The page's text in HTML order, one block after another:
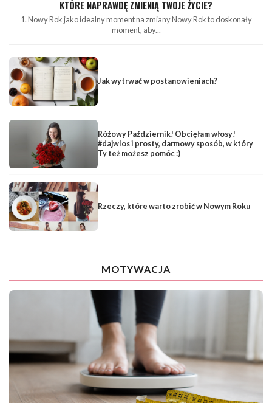
KTÓRE NAPRAWDĘ ZMIENIĄ TWOJE ŻYCIE?
1. Nowy Rok jako idealny moment na zmiany Nowy Rok to doskonały
moment, aby...
Jak wytrwać w postanowieniach?
Różowy Październik! Obcięłam włosy!
#dajwlos i prosty, darmowy sposób, w który
Ty też możesz pomóc :)
Rzeczy, które warto zrobić w Nowym Roku
MOTYWACJA